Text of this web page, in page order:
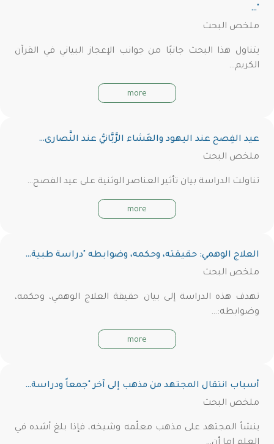
"…
ملخص البحث
يتناول هذا البحث جانبًا من جوانب الإعجاز البياني في القرآن
الكريم…
more
عيد الفِصح عند اليهود والعَشاء الرَّبَّانيُّ عند النَّصارى…
ملخص البحث
تناولت الدراسة بيان تأثير العناصر الوثنية على عيد الفصح…
more
العلاج الوهمي: حقيقته، وحكمه، وضوابطه "دراسة طبية…
ملخص البحث
تهدف هذه الدراسة إلى بيان حقيقة العلاج الوهمي، وحكمه،
وضوابطه:…
more
أسباب انتقال المجتهد من مذهب إلى آخر "جمعاً ودراسة…
ملخص البحث
ينشأ المجتهد على مذهب معلّمه وشيخه، فإذا بلغ أشده في